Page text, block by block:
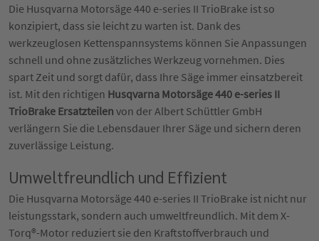
Die Husqvarna Motorsäge 440 e-series II TrioBrake ist so
konzipiert, dass sie leicht zu warten ist. Dank des
werkzeuglosen Kettenspannsystems können Sie Anpassungen
schnell und ohne zusätzliches Werkzeug vornehmen. Dies
spart Zeit und sorgt dafür, dass Ihre Säge immer einsatzbereit
ist. Mit den richtigen Husqvarna Motorsäge 440 e-series II
TrioBrake Ersatzteilen von der Albert Schüttler GmbH
verlängern Sie die Lebensdauer Ihrer Säge und sichern deren
zuverlässige Leistung.
Umweltfreundlich und Effizient
Die Husqvarna Motorsäge 440 e-series II TrioBrake ist nicht nur
leistungsstark, sondern auch umweltfreundlich. Mit dem X-
Torq®-Motor reduziert sie den Kraftstoffverbrauch und